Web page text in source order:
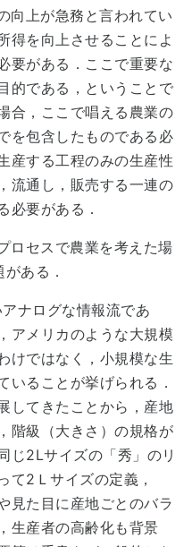
向上が急務と言われてい
得を向上させることによ
要がある．ここで重要な
的である，ということで
合，ここで唱える農業の
を包含したものである必
産する工程のみの生産性
流通し，販売する一連の
必要がある．
ロセスで農業を考えた場
ある．
ナログな情報流であ
アメリカのような大規模
けではなく，小規模な生
いることが挙げられる．
してきたことから，産地
階級（大きさ）の規格が
じ2Lサイズの「秀」のリ
て2Ｌサイズの定義，
見た目に産地ごとのバラ
生産者の高齢化も背景